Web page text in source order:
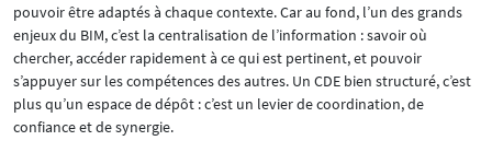
pouvoir être adaptés à chaque contexte. Car au fond, l’un des grands
enjeux du BIM, c’est la centralisation de l’information : savoir où
chercher, accéder rapidement à ce qui est pertinent, et pouvoir
s’appuyer sur les compétences des autres. Un CDE bien structuré, c’est
plus qu’un espace de dépôt : c’est un levier de coordination, de
confiance et de synergie.